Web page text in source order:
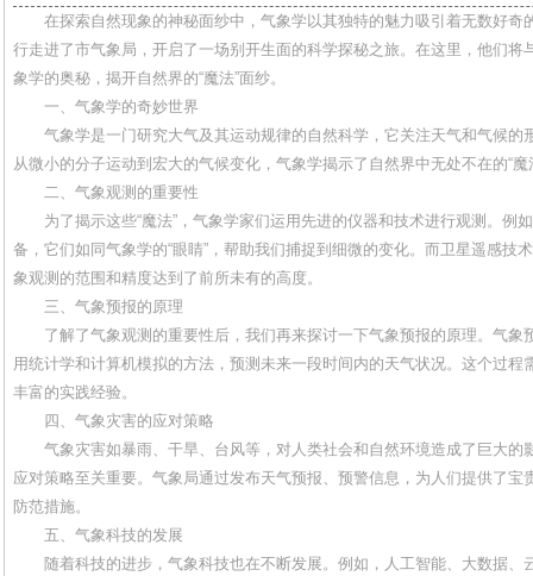
在探索自然现象的神秘面纱中，气象学以其独特的魅力吸引着无数好奇
行走进了市气象局，开启了一场别开生面的科学探秘之旅。在这里，他们将
象学的奥秘，揭开自然界的“魔法”面纱。
一、气象学的奇妙世界
气象学是一门研究大气及其运动规律的自然科学，它关注天气和气候的
从微小的分子运动到宏大的气候变化，气象学揭示了自然界中无处不在的“魔
二、气象观测的重要性
为了揭示这些“魔法”，气象学家们运用先进的仪器和技术进行观测。例
备，它们如同气象学的“眼睛”，帮助我们捕捉到细微的变化。而卫星遥感技
象观测的范围和精度达到了前所未有的高度。
三、气象预报的原理
了解了气象观测的重要性后，我们再来探讨一下气象预报的原理。气象
用统计学和计算机模拟的方法，预测未来一段时间内的天气状况。这个过程
丰富的实践经验。
四、气象灾害的应对策略
气象灾害如暴雨、干旱、台风等，对人类社会和自然环境造成了巨大的
应对策略至关重要。气象局通过发布天气预报、预警信息，为人们提供了宝
防范措施。
五、气象科技的发展
随着科技的进步，气象科技也在不断发展。例如，人工智能、大数据、